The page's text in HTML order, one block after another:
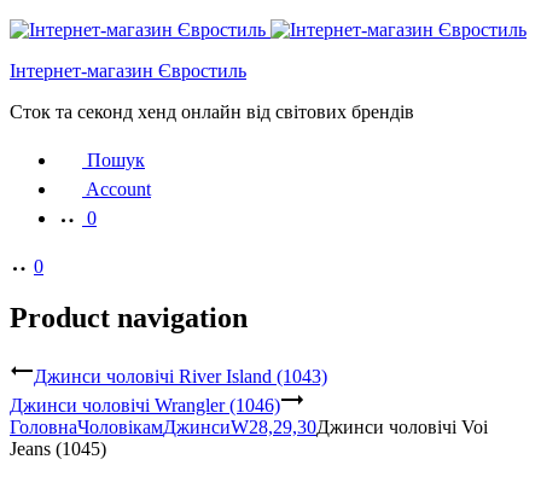
Інтернет-магазин Євростиль
Сток та секонд хенд онлайн від світових брендів
Пошук
Account
0
0
Product navigation
Джинси чоловічі River Island (1043)
Джинси чоловічі Wrangler (1046)
ГоловнаЧоловікамДжинсиW28,29,30Джинси чоловічі Voi
Jeans (1045)